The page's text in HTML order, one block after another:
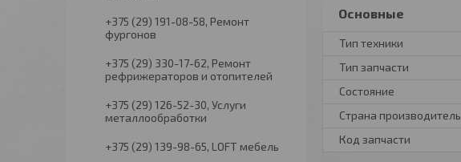
Основные
Тип техники
Тип запчасти
Состояние
Страна производитель
Код запчасти
+375 (29) 191-08-58 Ремонт
фургонов
+375 (29) 330-17-62 Ремонт
рефрижераторов и отопителей
+375 (29) 126-52-30 Услуги
металлообработки
+375 (29) 139-98-65 LOFT мебель